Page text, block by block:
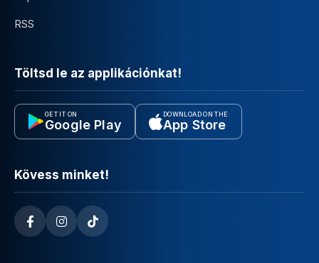
RSS
Töltsd le az applikációnkat!
GET IT ON
Google Play
DOWNLOAD ON THE
App Store
Kövess minket!